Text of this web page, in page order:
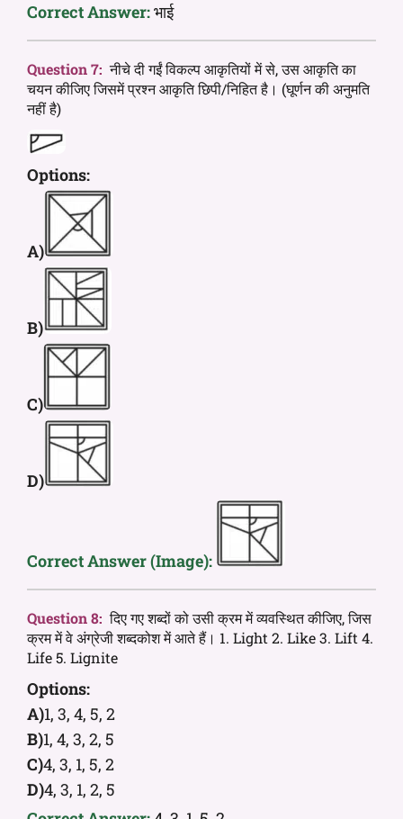
Correct Answer:भाई
Question 7: नीचे दी गईं विकल्प आकृतियों में से, उस आकृति का
चयन कीजिए जिसमें प्रश्न आकृति छिपी/निहित है। (घूर्णन की अनुमति
नहीं है)
Options:
A)
B)
C)
D)
Correct Answer (Image):
Question 8: दिए गए शब्दों को उसी क्रम में व्यवस्थित कीजिए, जिस
क्रम में वे अंग्रेजी शब्दकोश में आते हैं। 1. Light 2. Like 3. Lift 4.
Life 5. Lignite
Options:
A)1, 3, 4, 5, 2
B)1, 4, 3, 2, 5
C)4, 3, 1, 5, 2
D)4, 3, 1, 2, 5